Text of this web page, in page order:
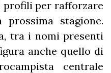
per rafforzare
stagione.
tra i nomi presenti
anche quello di
centrale